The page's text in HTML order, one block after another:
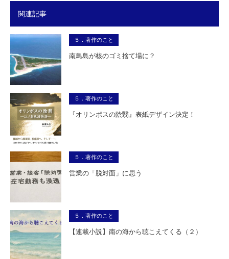
関連記事
５．著作のこと
南鳥島が核のゴミ捨て場に？
５．著作のこと
『オリンポスの陰翳』表紙デザイン決定！
５．著作のこと
営業の「脱対面」に思う
５．著作のこと
【連載小説】南の海から聴こえてくる（２）